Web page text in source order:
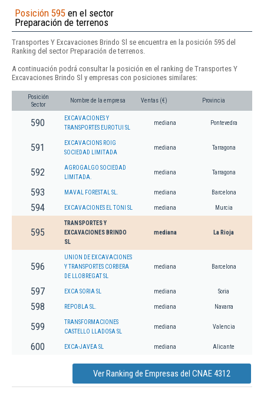
Posición 595 en el sector
Preparación de terrenos
Transportes Y Excavaciones Brindo Sl se encuentra en la posición 595 del
Ranking del sector Preparación de terrenos.
A continuación podrá consultar la posición en el ranking de Transportes Y
Excavaciones Brindo Sl y empresas con posiciones similares:
Posición
Sector
Nombre de la empresa Ventas (€) Provincia
590
EXCAVACIONES Y
TRANSPORTES EUROTUI SL
mediana Pontevedra
591
EXCAVACIONS ROIG
SOCIEDAD LIMITADA
mediana Tarragona
592
AGROGALGO SOCIEDAD
LIMITADA.
mediana Tarragona
593 MAVAL FORESTAL SL. mediana Barcelona
594 EXCAVACIONES EL TONI SL mediana Murcia
595
TRANSPORTES Y
EXCAVACIONES BRINDO
SL
mediana La Rioja
596
UNION DE EXCAVACIONES
Y TRANSPORTES CORBERA
DE LLOBREGAT SL
mediana Barcelona
597 EXCA SORIA SL mediana Soria
598 REPOBLA SL. mediana Navarra
599
TRANSFORMACIONES
CASTELLO LLADOSA SL
mediana Valencia
600 EXCA-JAVEA SL mediana Alicante
Ver Ranking de Empresas del CNAE 4312